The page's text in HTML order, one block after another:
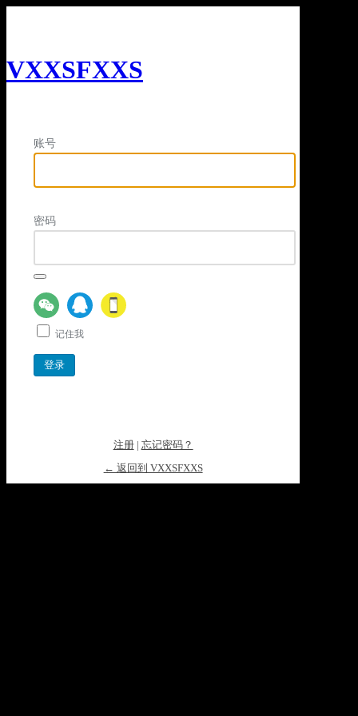
VXXSFXXS
账号
密码
记住我
注册| 忘记密码？
← 返回到 VXXSFXXS